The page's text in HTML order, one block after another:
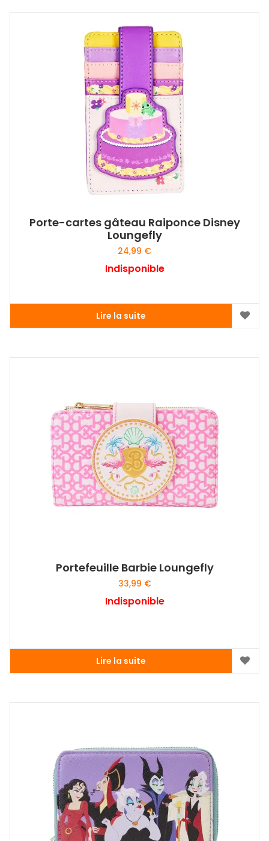
Porte-cartes gâteau Raiponce Disney
Loungefly
24,99 €
Indisponible
Lire la suite
Portefeuille Barbie Loungefly
33,99 €
Indisponible
Lire la suite